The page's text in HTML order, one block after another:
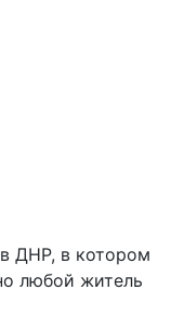
ДНР, в котором
любой житель